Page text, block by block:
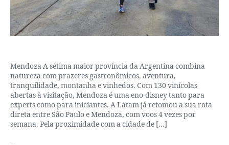
Mendoza A sétima maior província da Argentina combina
natureza com prazeres gastronômicos, aventura,
tranquilidade, montanha e vinhedos. Com 130 vinícolas
abertas à visitação, Mendoza é uma eno-disney tanto para
experts como para iniciantes. A Latam já retomou a sua rota
direta entre São Paulo e Mendoza, com voos 4 vezes por
semana. Pela proximidade com a cidade de […]